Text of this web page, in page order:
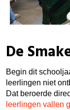
De
Begin dit
leerlingen niet
Dat beroerde
leerlingen vallen